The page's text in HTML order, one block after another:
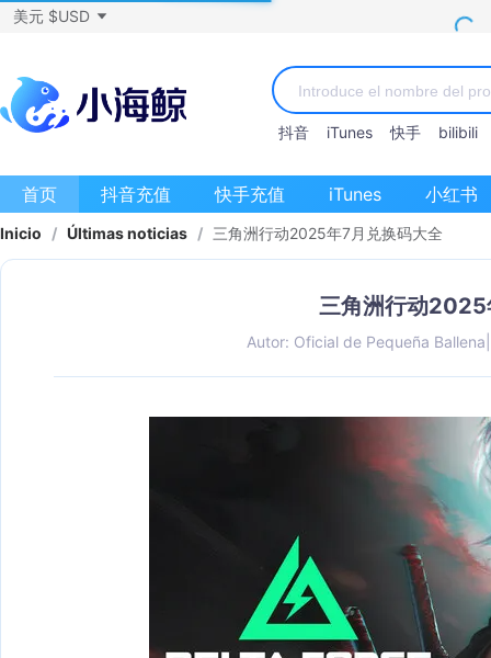
美元 $USD
抖音 iTunes 快手 bilibili
首页 抖音充值 快手充值 iTunes 小红书
Inicio / Últimas noticias / 三角洲行动2025年7月兑换码大全
三角洲行动2025
Autor: Oficial de Pequeña Ballena